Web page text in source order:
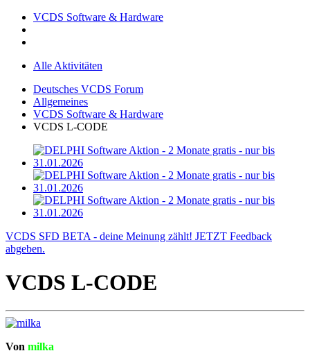
VCDS Software & Hardware
Alle Aktivitäten
Deutsches VCDS Forum
Allgemeines
VCDS Software & Hardware
VCDS L-CODE
VCDS SFD BETA - deine Meinung zählt! JETZT Feedback
abgeben.
VCDS L-CODE
Von milka